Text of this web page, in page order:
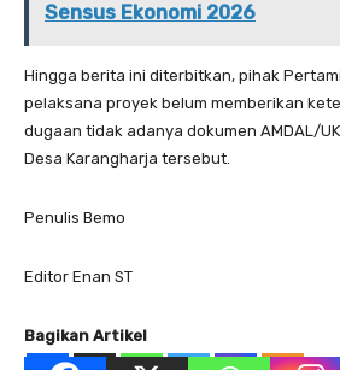
Sensus Ekonomi 2026
Hingga berita ini diterbitkan, pihak
pelaksana proyek belum memberikan
dugaan tidak adanya dokumen AMDAL/
Desa Karangharja tersebut.
Penulis Bemo
Editor Enan ST
Bagikan Artikel